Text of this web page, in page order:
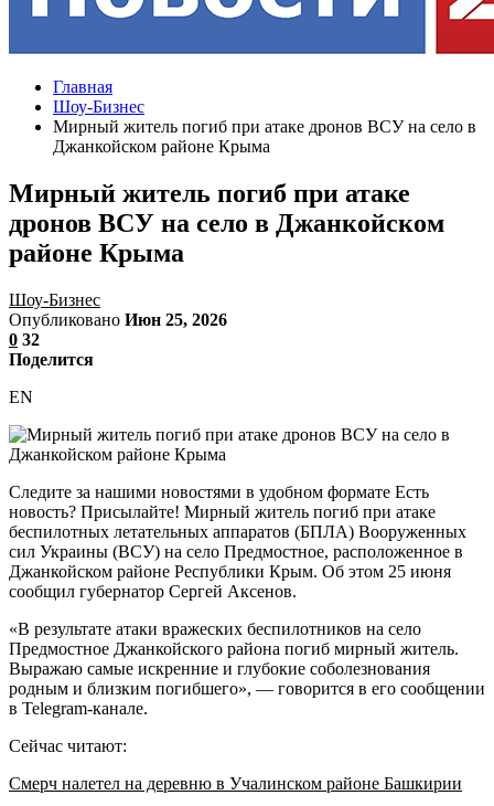
Главная
Шоу-Бизнес
Мирный житель погиб при атаке дронов ВСУ на село в
Джанкойском районе Крыма
Мирный житель погиб при атаке
дронов ВСУ на село в Джанкойском
районе Крыма
Шоу-Бизнес
Опубликовано Июн 25, 2026
0 32
Поделится
EN
Следите за нашими новостями в удобном формате Есть
новость? Присылайте! Мирный житель погиб при атаке
беспилотных летательных аппаратов (БПЛА) Вооруженных
сил Украины (ВСУ) на село Предмостное, расположенное в
Джанкойском районе Республики Крым. Об этом 25 июня
сообщил губернатор Сергей Аксенов.
«В результате атаки вражеских беспилотников на село
Предмостное Джанкойского района погиб мирный житель.
Выражаю самые искренние и глубокие соболезнования
родным и близким погибшего», — говорится в его сообщении
в Telegram-канале.
Сейчас читают:
Смерч налетел на деревню в Учалинском районе Башкирии